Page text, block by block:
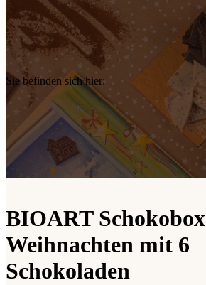
Sie befinden sich hier:
BIOART Schokobox
Weihnachten mit 6
Schokoladen